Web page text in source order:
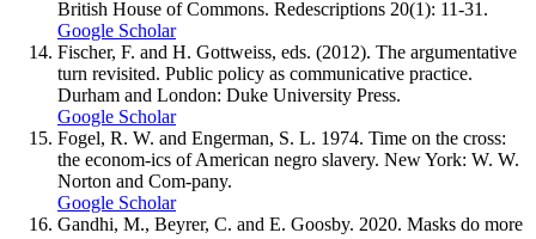
British House of Commons. Redescriptions 20(1): 11-31.
Google Scholar
Fischer, F. and H. Gottweiss, eds. (2012). The argumentative
turn revisited. Public policy as communicative practice.
Durham and London: Duke University Press.
Google Scholar
Fogel, R. W. and Engerman, S. L. 1974. Time on the cross:
the econom-ics of American negro slavery. New York: W. W.
Norton and Com-pany.
Google Scholar
Gandhi, M., Beyrer, C. and E. Goosby. 2020. Masks do more